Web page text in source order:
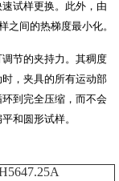
试样更换。此外，由
之间的热梯度最小化。
节的夹持力。其稠度
，夹具的所有运动部
到完全压缩，而不会
和圆形试样。